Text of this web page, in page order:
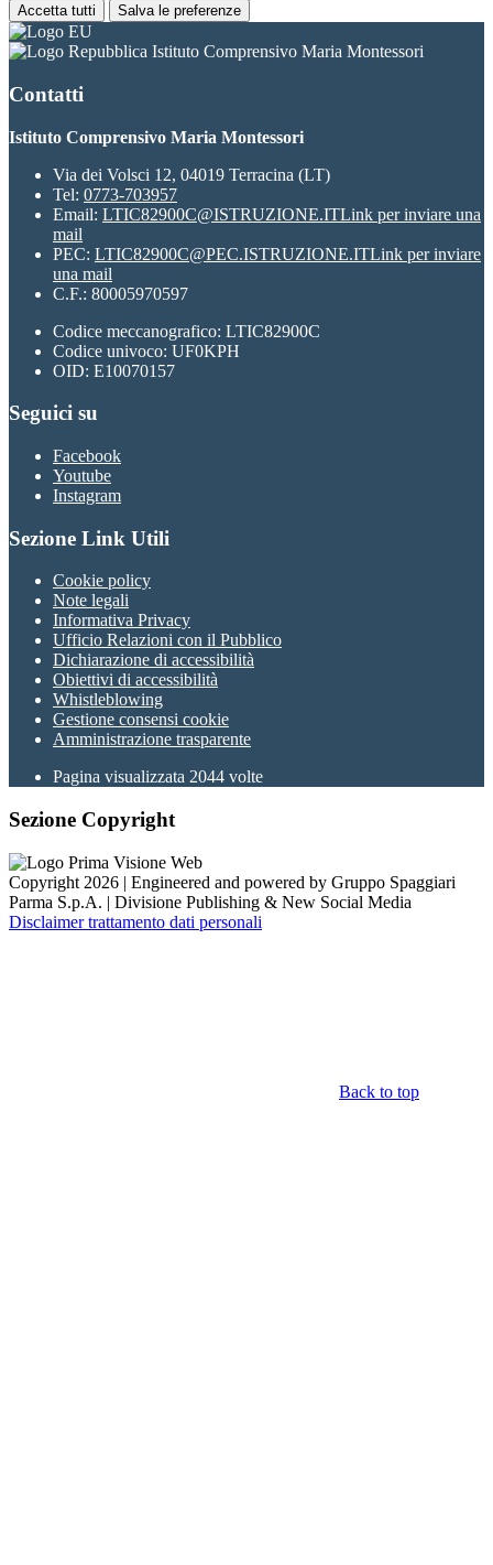
Accetta tutti Salva le preferenze
Istituto Comprensivo Maria Montessori
Contatti
Istituto Comprensivo Maria Montessori
Via dei Volsci 12, 04019 Terracina (LT)
Tel: 0773-703957
Email: LTIC82900C@ISTRUZIONE.ITLink per inviare una
mail
PEC: LTIC82900C@PEC.ISTRUZIONE.ITLink per inviare
una mail
C.F.: 80005970597
Codice meccanografico: LTIC82900C
Codice univoco: UF0KPH
OID: E10070157
Seguici su
Facebook
Youtube
Instagram
Sezione Link Utili
Cookie policy
Note legali
Informativa Privacy
Ufficio Relazioni con il Pubblico
Dichiarazione di accessibilità
Obiettivi di accessibilità
Whistleblowing
Gestione consensi cookie
Amministrazione trasparente
Pagina visualizzata 2044 volte
Sezione Copyright
Copyright 2026 | Engineered and powered by Gruppo Spaggiari
Parma S.p.A. | Divisione Publishing & New Social Media
Disclaimer trattamento dati personali
Back to top